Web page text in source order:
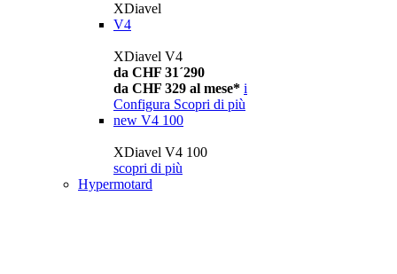
XDiavel
V4
XDiavel V4
da CHF 31´290
da CHF 329 al mese* i
Configura Scopri di più
new V4 100
XDiavel V4 100
scopri di più
Hypermotard